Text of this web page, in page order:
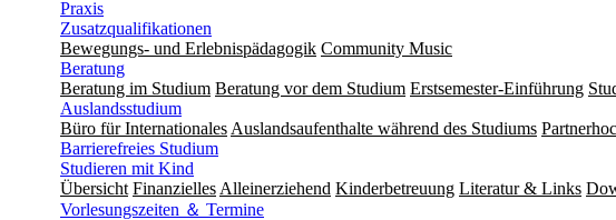
Praxis
Zusatzqualifikationen
Bewegungs- und Erlebnispädagogik Community Music
Beratung
Beratung im Studium Beratung vor dem Studium Erstsemester-Einführung
Auslandsstudium
Büro für Internationales Auslandsaufenthalte während des Studiums
Barrierefreies Studium
Studieren mit Kind
Übersicht Finanzielles Alleinerziehend Kinderbetreuung Literatur & Links
Vorlesungszeiten ＆ Termine